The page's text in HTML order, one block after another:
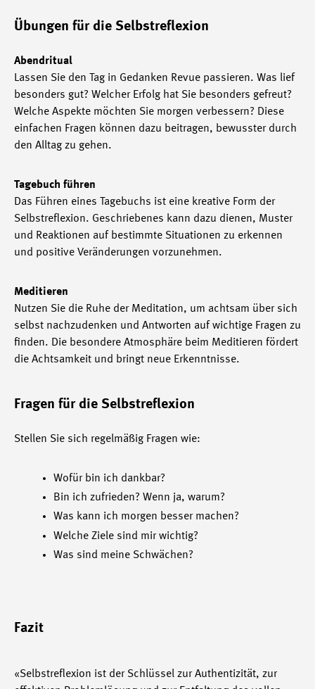
Übungen für die Selbstreflexion
Abendritual
Lassen Sie den Tag in Gedanken Revue passieren. Was lief
besonders gut? Welcher Erfolg hat Sie besonders gefreut?
Welche Aspekte möchten Sie morgen verbessern? Diese
einfachen Fragen können dazu beitragen, bewusster durch
den Alltag zu gehen.
Tagebuch führen
Das Führen eines Tagebuchs ist eine kreative Form der
Selbstreflexion. Geschriebenes kann dazu dienen, Muster
und Reaktionen auf bestimmte Situationen zu erkennen
und positive Veränderungen vorzunehmen.
Meditieren
Nutzen Sie die Ruhe der Meditation, um achtsam über sich
selbst nachzudenken und Antworten auf wichtige Fragen zu
finden. Die besondere Atmosphäre beim Meditieren fördert
die Achtsamkeit und bringt neue Erkenntnisse.
Fragen für die Selbstreflexion
Stellen Sie sich regelmäßig Fragen wie:
Wofür bin ich dankbar?
Bin ich zufrieden? Wenn ja, warum?
Was kann ich morgen besser machen?
Welche Ziele sind mir wichtig?
Was sind meine Schwächen?
Fazit
«Selbstreflexion ist der Schlüssel zur Authentizität, zur